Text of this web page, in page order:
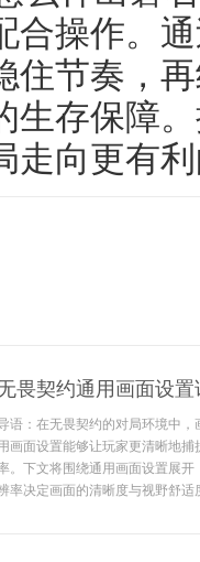
合操作。
住节奏，
生存保障
走向更有
畏契约通用画面设
语：在无畏契约的对局环境中
画面设置能够让玩家更清晰地
。下文将围绕通用画面设置展
率决定画面的清晰度与视野舒适